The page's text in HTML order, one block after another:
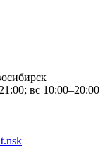
вс 10:00–20:00